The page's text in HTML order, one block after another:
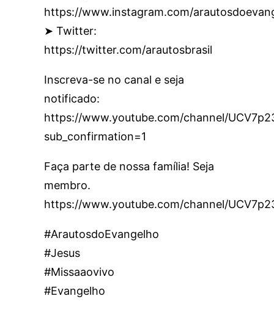
https://www.instagram.com/
➤ Twitter:
https://twitter.com/arautosbrasil
Inscreva-se no canal e seja
notificado:
https://www.youtube.com/channel/
sub_confirmation=1
Faça parte de nossa família! Seja
membro.
https://www.youtube.com/channel/
#ArautosdoEvangelho
#Jesus
#Missaaovivo
#Evangelho